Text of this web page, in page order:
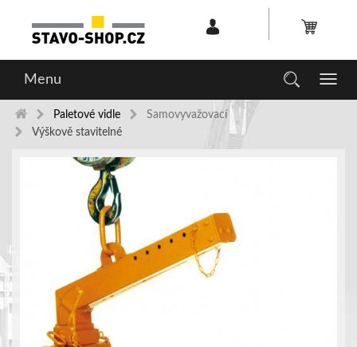
Toggle
Menu
Paletové vidle
Samovyvažovací
Výškově stavitelné